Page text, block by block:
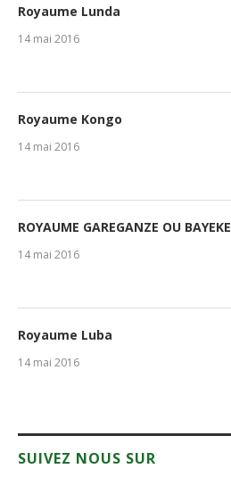
Royaume Lunda
14 mai 2016
Royaume Kongo
14 mai 2016
ROYAUME GAREGANZE OU BAYEKE
14 mai 2016
Royaume Luba
14 mai 2016
SUIVEZ NOUS SUR